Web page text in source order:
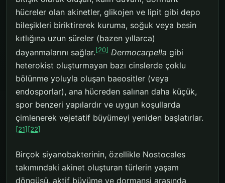
hücreler olan akinetler, glikojen ve lipit gibi depo
bileşikleri biriktirerek kuruma, soğuk veya besin
kıtlığına uzun süreler (bazen yıllarca)
dayanmalarını sağlar.[20] Dermocarpella gibi
heterokist oluşturmayan bazı cinslerde çoklu
bölünme yoluyla oluşan baeositler (veya
endosporlar), ana hücreden salınan daha küçük,
spor benzeri yapılardır ve uygun koşullarda
çimlenerek vejetatif büyümeyi yeniden başlatırlar.
[21] [22]
Birçok siyanobakterinin, özellikle Nostocales
takımındaki akinet oluşturan türlerin yaşam
döngüsü, aktif büyüme ve dormansi arasında